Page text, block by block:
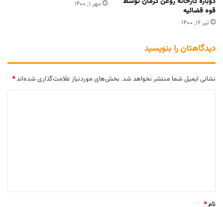
قوه قضائیه
تیر ۱۶, ۱۴۰۰
مهر ۱, ۱۴۰۰
دیدگاهتان را بنویسید
نشانی ایمیل شما منتشر نخواهد شد. بخش‌های موردنیاز علامت‌گذاری شده‌اند*
نام*